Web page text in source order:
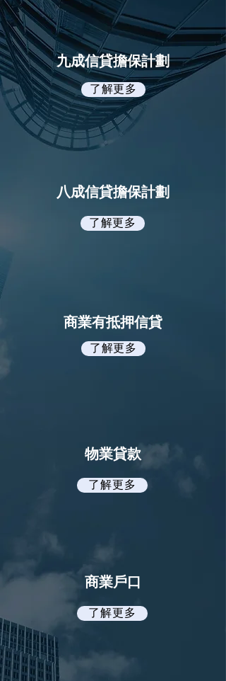
九成信貸擔保計劃
了解更多
八成信貸擔保計劃
了解更多
商業有抵押信貸
了解更多
物業貸款
了解更多
商業戶口
了解更多